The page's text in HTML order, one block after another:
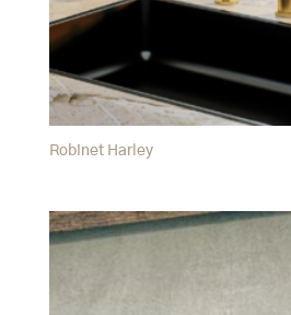
Robinet Harley